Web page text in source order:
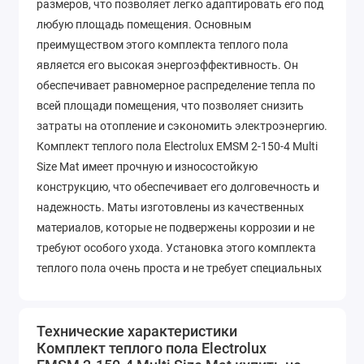
размеров, что позволяет легко адаптировать его под
любую площадь помещения. Основным
преимуществом этого комплекта теплого пола
является его высокая энергоэффективность. Он
обеспечивает равномерное распределение тепла по
всей площади помещения, что позволяет снизить
затраты на отопление и сэкономить электроэнергию.
Комплект теплого пола Electrolux EMSM 2-150-4 Multi
Size Mat имеет прочную и износостойкую
конструкцию, что обеспечивает его долговечность и
надежность. Маты изготовлены из качественных
материалов, которые не подвержены коррозии и не
требуют особого ухода. Установка этого комплекта
теплого пола очень проста и не требует специальных
непрерывное покрытие. Комплект поставляется с
подробной инструкцией по установке, которая
Технические характеристики
Комплект теплого пола Electrolux